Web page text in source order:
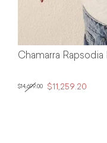
Chamarra Rapsodia
$14,699.00 $11,259.20